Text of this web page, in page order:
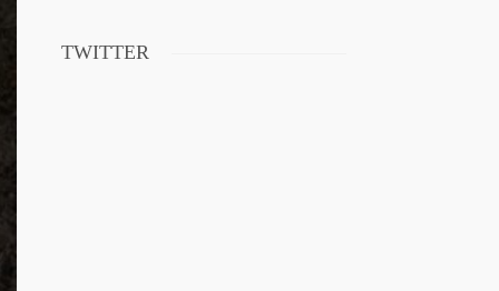
TWITTER